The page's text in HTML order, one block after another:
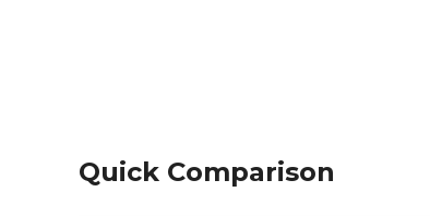
Quick Comparison